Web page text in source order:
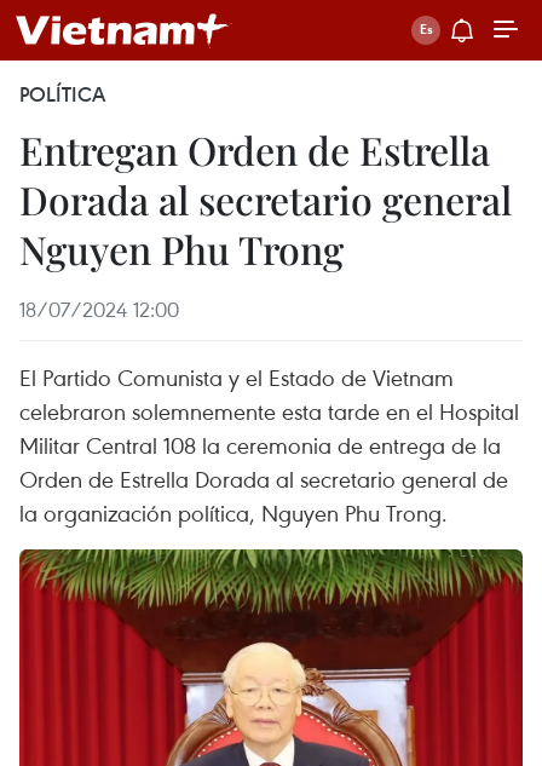
POLÍTICA
Entregan Orden de Estrella
Dorada al secretario general
Nguyen Phu Trong
18/07/2024 12:00
El Partido Comunista y el Estado de Vietnam
celebraron solemnemente esta tarde en el Hospital
Militar Central 108 la ceremonia de entrega de la
Orden de Estrella Dorada al secretario general de
la organización política, Nguyen Phu Trong.